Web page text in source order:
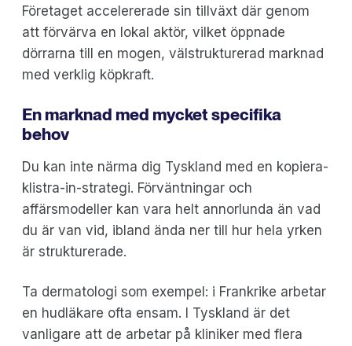
Företaget accelererade sin tillväxt där genom
att förvärva en lokal aktör, vilket öppnade
dörrarna till en mogen, välstrukturerad marknad
med verklig köpkraft.
En marknad med mycket specifika
behov
Du kan inte närma dig Tyskland med en kopiera-
klistra-in-strategi. Förväntningar och
affärsmodeller kan vara helt annorlunda än vad
du är van vid, ibland ända ner till hur hela yrken
är strukturerade.
Ta dermatologi som exempel: i Frankrike arbetar
en hudläkare ofta ensam. I Tyskland är det
vanligare att de arbetar på kliniker med flera